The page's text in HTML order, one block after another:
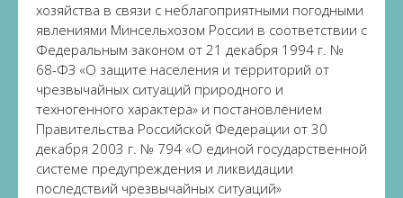
хозяйства в связи с неблагоприятными погодными
явлениями Минсельхозом России в соответствии с
Федеральным законом от 21 декабря 1994 г. №
68-ФЗ «О защите населения и территорий от
чрезвычайных ситуаций природного и
техногенного характера» и постановлением
Правительства Российской Федерации от 30
декабря 2003 г. № 794 «О единой государственной
системе предупреждения и ликвидации
последствий чрезвычайных ситуаций»